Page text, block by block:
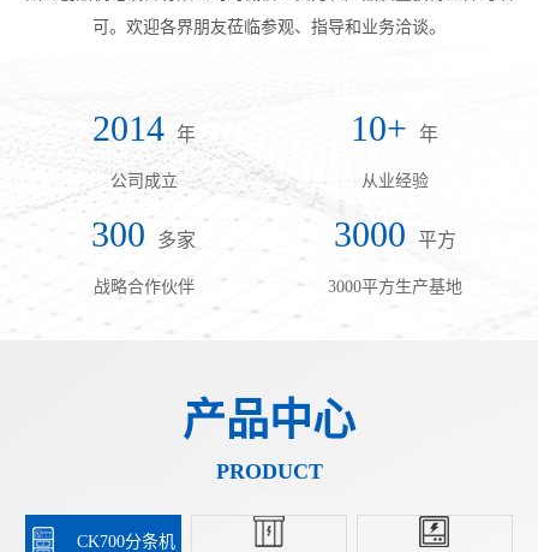
可。欢迎各界朋友莅临参观、指导和业务洽谈。
2014 年
公司成立
10+ 年
从业经验
300 多家
战略合作伙伴
3000 平方
3000平方生产基地
产品中心
PRODUCT
CK700分条机